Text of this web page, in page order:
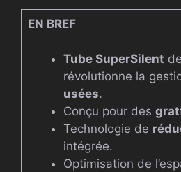
EN BREF
Tube SuperSilent
révolutionne la
usées.
Conçu pour des
Technologie de
intégrée.
Optimisation de